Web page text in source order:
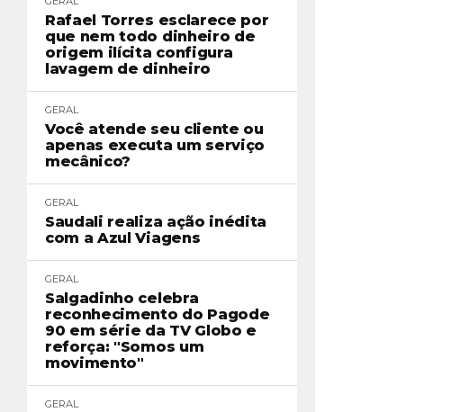
Rafael Torres esclarece por
que nem todo dinheiro de
origem ilícita configura
lavagem de dinheiro
GERAL
Você atende seu cliente ou
apenas executa um serviço
mecânico?
GERAL
Saudali realiza ação inédita
com a Azul Viagens
GERAL
Salgadinho celebra
reconhecimento do Pagode
90 em série da TV Globo e
reforça: "Somos um
movimento"
GERAL